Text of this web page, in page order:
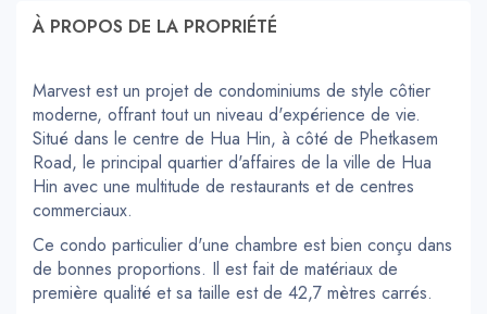
À PROPOS DE LA PROPRIÉTÉ
Marvest est un projet de condominiums de style côtier
moderne, offrant tout un niveau d'expérience de vie.
Situé dans le centre de Hua Hin, à côté de Phetkasem
Road, le principal quartier d'affaires de la ville de Hua
Hin avec une multitude de restaurants et de centres
commerciaux.
Ce condo particulier d'une chambre est bien conçu dans
de bonnes proportions. Il est fait de matériaux de
première qualité et sa taille est de 42,7 mètres carrés.